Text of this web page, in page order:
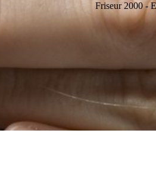
Friseur 2000 -